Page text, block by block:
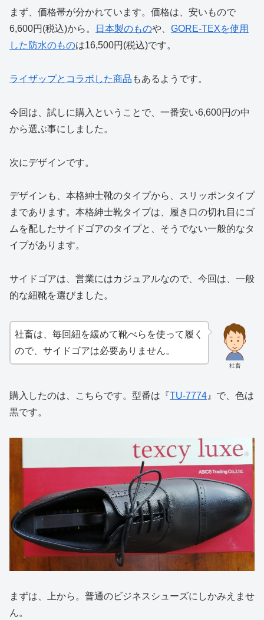
まず、価格帯が分かれています。価格は、安いもので
6,600円(税込)から。
日本製のものや、 GORE-TEXを使用
した防水のものは16,500円(税込)です。
ライザップとコラボした商品 もあるようです。
今回は、試しに購入ということで、一番安い6,600円の中
から選ぶ事にしました。
次にデザインです。
デザインも、本格紳士靴のタイプから、スリッポンタイプ
まであります。本格紳士靴タイプは、履き口の切れ目にゴ
ムを配したサイドゴアのタイプと、そうでない一般的なタ
イプがあります。
サイドゴアは、営業にはカジュアルなので、今回は、一般
的な紐靴を選びました。
社畜
社畜は、毎回紐を緩めて靴べらを使って履く
ので、サイドゴアは必要ありません。
購入したのは、こちらです。型番は『TU-7774 』で、色は
黒です。
まずは、上から。普通のビジネスシューズにしかみえませ
ん。